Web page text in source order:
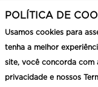
POLÍTICA DE
Usamos cookies para
tenha a melhor
site, você concorda com
privacidade e nossos